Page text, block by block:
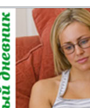
Наша
Норд